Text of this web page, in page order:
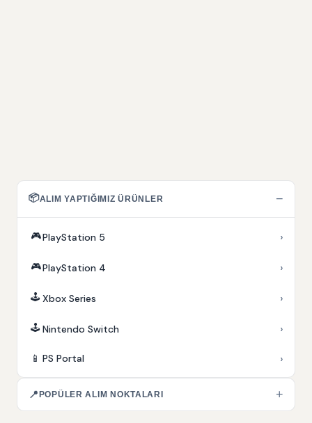
📦ALIM YAPTIĞIMIZ ÜRÜNLER −
🎮PlayStation 5 ›
🎮PlayStation 4 ›
🕹️ Xbox Series ›
🕹️ Nintendo Switch ›
📱 PS Portal ›
📍 POPÜLER ALIM NOKTALARI +